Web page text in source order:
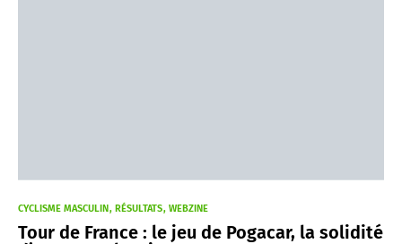
CYCLISME MASCULIN RÉSULTATS WEBZINE
Tour de France : le jeu de Pogacar, la solidité